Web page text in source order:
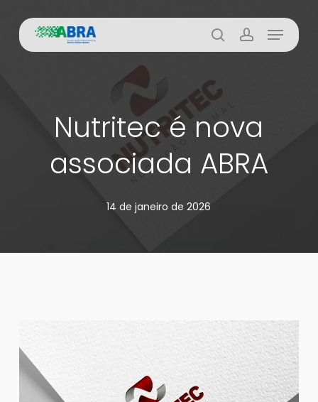
main
buscaaccount
Menu
Nutritec é nova
associada ABRA
14 de janeiro de 2026